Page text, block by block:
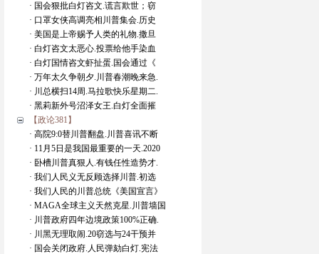
· 国会狠批白灯咨文.谎言欺世；窃
· 口罩女侠高调亮相川普集会.历史
· 美国是上帝赐予人类的礼物.撒旦
· 白灯咨文太恶心.投票给他手染血
· 白灯国情咨文虾扯蛋.国会通过《
· 万年太久争朝夕.川普春潮晚来急.
· 川总横扫14周.马拉歌快乐星期二.
· 黑莉新外号沼泽女王.白灯全面摧
【政论381】
· 高院9:0替川普翻盘.川普喜讯不断
· 11月5日是我国最重要的一天.2020
· 卧槽川普真狠人.有钱任性造势才.
· 我们人民义无反顾选择川普.初选
· 我们人民的川普总统《美国宣言》
· MAGA全球主义天然克星.川普墙国
· 川普政府四年边境政策100%正确.
· 川黑无理取闹.20窃选与24干预并
· 国会关闭政府.人民弹劾白灯.宪法